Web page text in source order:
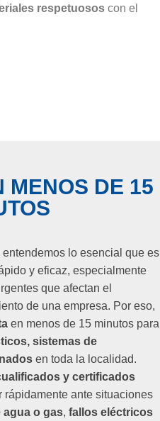
respetuosos con el
MENOS DE 15
entendemos lo esencial que es
y eficaz, especialmente
que afectan el
de una empresa. Por eso,
en menos de 15 minutos para
sistemas de
en toda la localidad.
y certificados
rápidamente ante situaciones
agua o gas, fallos eléctricos